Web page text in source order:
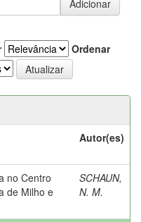
Ordenar
Autor(es)
no Centro
de Milho e
SCHAUN,
N. M.